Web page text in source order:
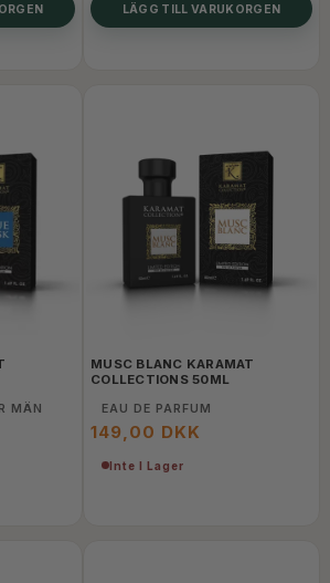
LÄGG TILL VARUKORGEN
MÄN
MUSC BLANC KARAMAT
COLLECTIONS 50ML
EAU DE PARFUM
149,00 DKK
Inte I Lager